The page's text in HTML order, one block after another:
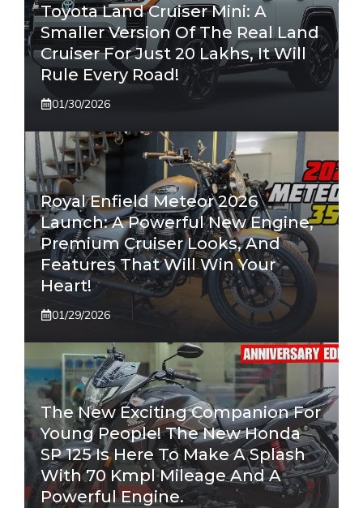
Toyota Land Cruiser Mini: A
Smaller Version Of The Real Land
Cruiser For Just 20 Lakhs, It Will
Rule Every Road!
01/30/2026
Royal Enfield Meteor 2026
Launch: A Powerful New Engine,
Premium Cruiser Looks, And
Features That Will Win Your
Heart!
01/29/2026
The New Exciting Companion For
Young People! The New Honda
SP 125 Is Here To Make A Splash
With 70 Kmpl Mileage And A
Powerful Engine.